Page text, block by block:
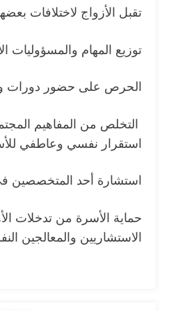
تقبل الأزواج لاختلافات
توزيع المهام
الحرص على حضور دورات
التخلص من المفاهيم
استقرار نفسي وعاطفي
استشارة أحد المتخصصين
حماية الأسرة من تدخلات
الاستشاريين والمعالجين